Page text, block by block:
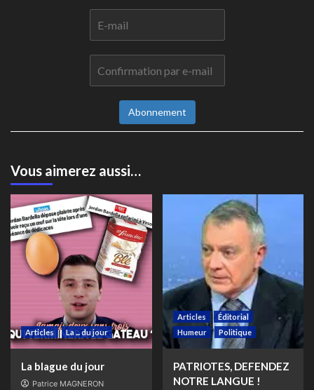
Abonnement
Vous aimerez aussi…
Articles La ... du jour
La blague du jour
Patrice MAGNERON
Articles
Éditorial
Humeur
Politique
PATRIOTES, DEFENDEZ
NOTRE LANGUE !